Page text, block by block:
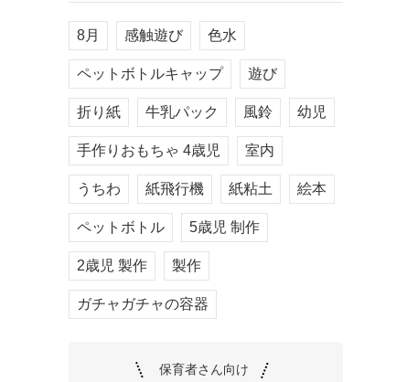
8月 感触遊び 色水
ペットボトルキャップ 遊び
折り紙 牛乳パック 風鈴 幼児
手作りおもちゃ 4歳児 室内
うちわ 紙飛行機 紙粘土 絵本
ペットボトル 5歳児 制作
2歳児 製作 製作
ガチャガチャの容器
保育者さん向け